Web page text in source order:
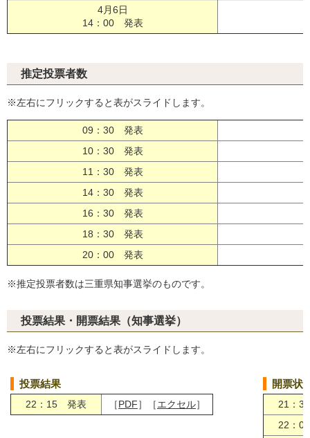
4月6日
14：00 発表
推定投票者数
※左右にフリックすると表がスライドします。
09：30 発表
10：30 発表
11：30 発表
14：30 発表
16：30 発表
18：30 発表
20：00 発表
※推定投票者数は三重県知事選挙のものです。
投票結果・開票結果（知事選挙）
※左右にフリックすると表がスライドします。
投票結果
22：15 発表 ［PDF］［エクセル］
開票状
21：
22：